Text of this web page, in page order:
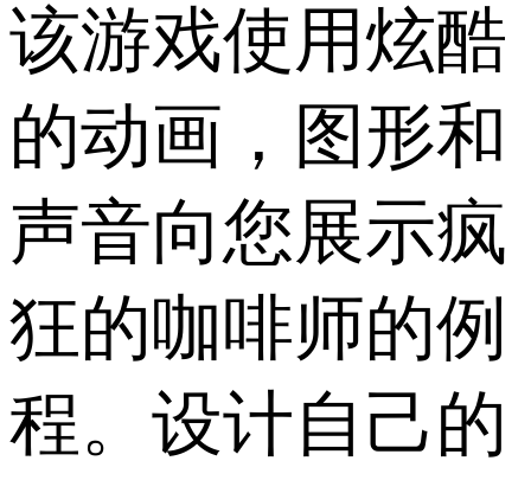
该游戏使用炫酷
的动画，图形和
声音向您展示疯
狂的咖啡师的例
程。设计自己的